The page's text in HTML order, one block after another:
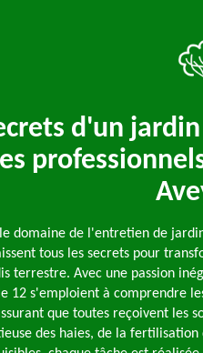
d'un
domaine de l'entretien de
tous les secrets pour
terrestre. Avec une passion
12 s'emploient à comprendre
que toutes reçoivent les
des haies, de la